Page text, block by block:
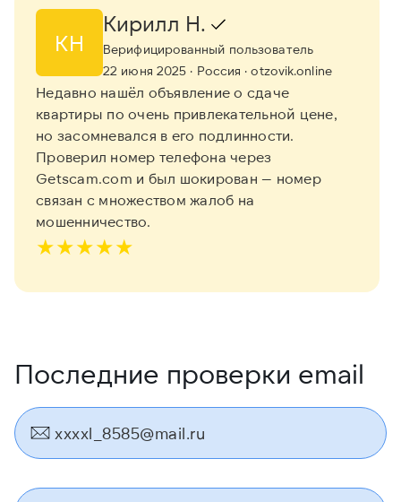
КН
Кирилл Н.
Верифицированный пользователь
22 июня 2025 · Россия · otzovik.online
Недавно нашёл объявление о сдаче
квартиры по очень привлекательной цене,
но засомневался в его подлинности.
Проверил номер телефона через
Getscam.com и был шокирован — номер
связан с множеством жалоб на
мошенничество.
★★★★★
Последние проверки email
xxxxl_8585@mail.ru